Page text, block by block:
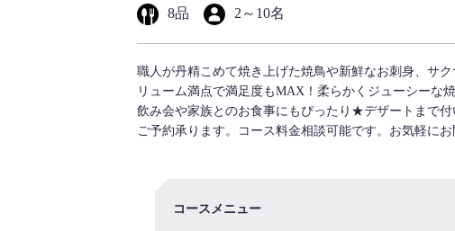
8品 2～ 10名
職人が丹精こめて焼き上げた焼鳥や新鮮なお刺身、サ
リューム満点で満足度もMAX！柔らかくジューシー
飲み会や家族とのお食事にもぴったり★デザートまで
ご予約承ります。コース料金相談可能です。お気軽にお
コースメニュー